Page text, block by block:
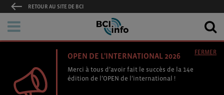
RETOUR AU SITE DE BCI
OPEN DE L'INTERNATIONAL 2026
Merci à tous d’avoir fait le succès de la 14e
édition de l’OPEN de l’international !
FERMER